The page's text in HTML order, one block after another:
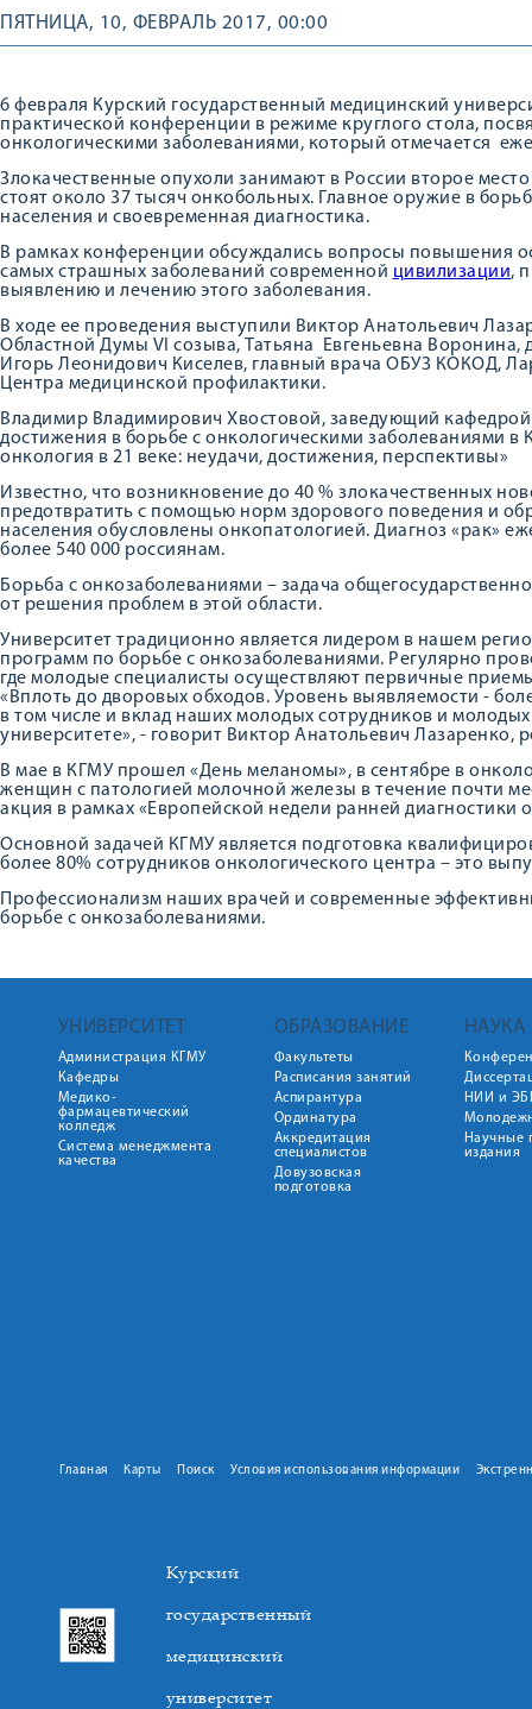
ПЯТНИЦА, 10, ФЕВРАЛЬ 2017, 00:00
6 февраля Курский государственный медицинский
практической конференции в режиме круглого стола,
онкологическими заболеваниями, который отмечается
Злокачественные опухоли занимают в России второе
стоят около 37 тысяч онкобольных. Главное оружие в
населения и своевременная диагностика.
В рамках конференции обсуждались вопросы повышения
самых страшных заболеваний современной цивилизации,
выявлению и лечению этого заболевания.
В ходе ее проведения выступили Виктор Анатольевич
Областной Думы VI созыва, Татьяна Евгеньевна Воронина,
Игорь Леонидович Киселев, главный врача ОБУЗ КОКОД,
Центра медицинской профилактики.
Владимир Владимирович Хвостовой, заведующий
достижения в борьбе с онкологическими заболеваниями в
онкология в 21 веке: неудачи, достижения, перспективы»
Известно, что возникновение до 40 % злокачественных
предотвратить с помощью норм здорового поведения и
населения обусловлены онкопатологией. Диагноз «рак»
более 540 000 россиянам.
Борьба с онкозаболеваниями – задача
от решения проблем в этой области.
Университет традиционно является лидером в нашем
программ по борьбе с онкозаболеваниями. Регулярно
где молодые специалисты осуществляют первичные
«Вплоть до дворовых обходов. Уровень выявляемости -
в том числе и вклад наших молодых сотрудников и
университете», - говорит Виктор Анатольевич Лазаренко,
В мае в КГМУ прошел «День меланомы», в сентябре в
женщин с патологией молочной железы в течение почти
акция в рамках «Европейской недели ранней диагностики
Основной задачей КГМУ является подготовка
более 80% сотрудников онкологического центра – это
Профессионализм наших врачей и современные
борьбе с онкозаболеваниями.
УНИВЕРСИТЕТ
Администрация КГМУ
Кафедры
Медико-
фармацевтический
колледж
Система менеджмента
качества
ОБРАЗОВАНИЕ
Факультеты
Расписания занятий
Аспирантура
Ординатура
Аккредитация
специалистов
Довузовская
подготовка
НАУКА
НИИ и
Научные
издания
Главная Карты Поиск Условия использования информации
Курский
государственный
медицинский
университет